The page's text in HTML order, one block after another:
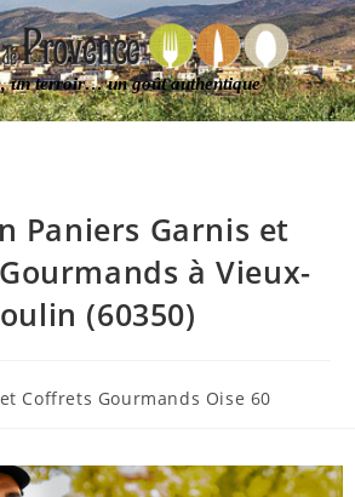
un terroir… un goût authentique
Paniers Garnis et
à Vieux-
(60350)
Coffrets Gourmands Oise 60